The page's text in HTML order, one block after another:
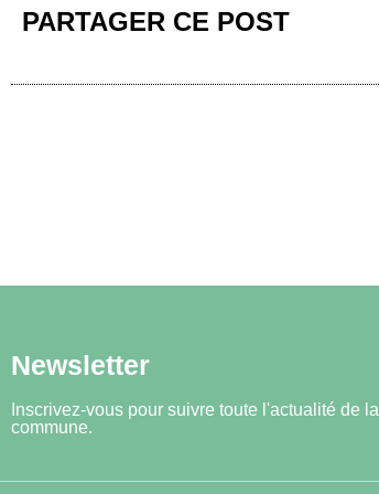
PARTAGER CE POST
Newsletter
Inscrivez-vous pour suivre toute l'actualité de la
commune.